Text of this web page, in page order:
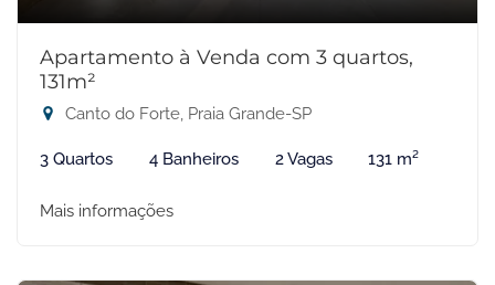
Apartamento à Venda com 3 quartos,
131m²
Canto do Forte, Praia Grande-SP
3 Quartos 4 Banheiros 2 Vagas 131 m²
Mais informações